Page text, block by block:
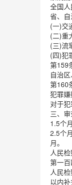
全国
省、
(一)交
(二)重
(三)流
(四)犯
第159
自治
第160
犯罪
对于
三、
1.5个
2.5个
月。
人民
第一
人民
以内